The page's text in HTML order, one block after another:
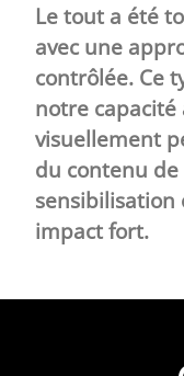
Le tout a été
avec une
contrôlée. Ce
notre capacité
visuellement
du contenu
impact fort.